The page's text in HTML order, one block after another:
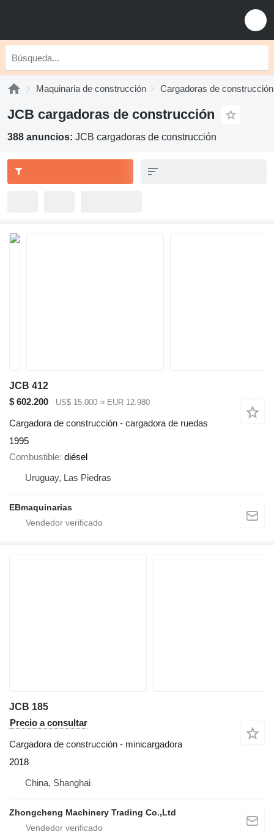
Maquinaria de construcción Cargadoras de construcción
JCB cargadoras de construcción
388 anuncios: JCB cargadoras de construcción
JCB 412
$ 602.200
US$ 15.000 ≈ EUR 12.980
Cargadora de construcción - cargadora de ruedas
1995
Combustible diésel
Uruguay, Las Piedras
EBmaquinarias
JCB 185
Precio a consultar
Cargadora de construcción - minicargadora
2018
China, Shanghai
Zhongcheng Machinery Trading Co.,Ltd